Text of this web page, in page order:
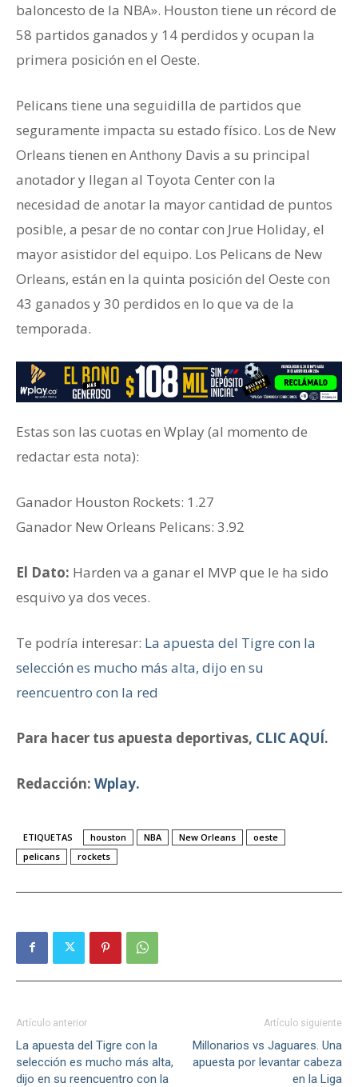
baloncesto de la NBA». Houston tiene un récord de
58 partidos ganados y 14 perdidos y ocupan la
primera posición en el Oeste.
Pelicans tiene una seguidilla de partidos que
seguramente impacta su estado físico. Los de New
Orleans tienen en Anthony Davis a su principal
anotador y llegan al Toyota Center con la
necesidad de anotar la mayor cantidad de puntos
posible, a pesar de no contar con Jrue Holiday, el
mayor asistidor del equipo. Los Pelicans de New
Orleans, están en la quinta posición del Oeste con
43 ganados y 30 perdidos en lo que va de la
temporada.
Estas son las cuotas en Wplay (al momento de
redactar esta nota):
Ganador ‎Houston Rockets: 1.27
Ganador New Orleans Pelicans: 3.92
El Dato: Harden va a ganar el MVP que le ha sido
esquivo ya dos veces.
Te podría interesar: La apuesta del Tigre con la
selección es mucho más alta, dijo en su
reencuentro con la red
Para hacer tus apuesta deportivas, CLIC AQUÍ.
Redacción: Wplay.
ETIQUETAS houston NBA New Orleans
oeste
pelicans
rockets
Artículo anterior
La apuesta del Tigre con la
selección es mucho más alta,
dijo en su reencuentro con la
Artículo siguiente
Millonarios vs Jaguares. Una
apuesta por levantar cabeza
en la Liga